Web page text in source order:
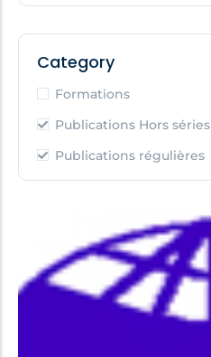
Category
Formations
Publications Hors séries
Publications régulières